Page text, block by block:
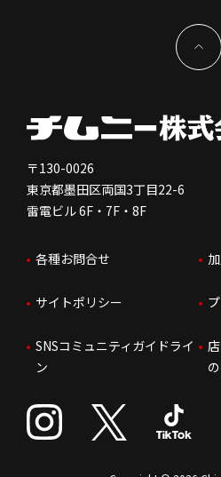
新型コロナウイルス対応
コーポレートガバナンス
免責事項
株価情報
IRお問合せ
会社を知る
人を知る
はたらく環境
人財育成
サステナビリティ
独立支援について
FC加盟店お問合せ
〒130-0026
東京都墨田区両国3丁目22-6
雷電ビル 6F・7F・8F
各種お問合せ
サイトポリシー
SNSコミュニティガイドライ
ン